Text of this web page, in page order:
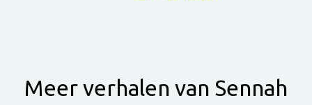
Meer verhalen van Sennah